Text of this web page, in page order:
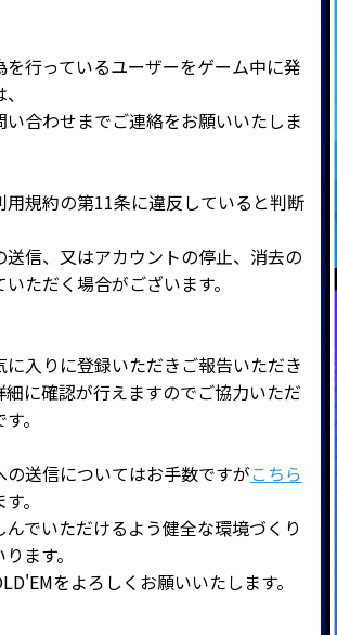
行っているユーザーをゲーム中に発
い合わせまでご連絡をお願いいたしま
用規約の第11条に違反していると判断
送信、又はアカウントの停止、消去の
ただく場合がございます。
に入りに登録いただきご報告いただき
細に確認が行えますのでご協力いただ
。
の送信についてはお手数ですがこちら
。
でいただけるよう健全な環境づくり
ます。
をよろしくお願いいたします。